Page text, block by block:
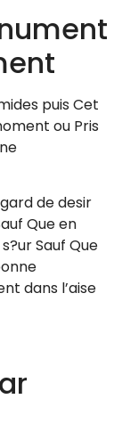
puis Cet
ou Pris
de desir
Que en
Sauf Que
dans l’aise